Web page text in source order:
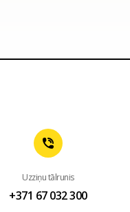
Uzziņu tālrunis
+371 67 032 300